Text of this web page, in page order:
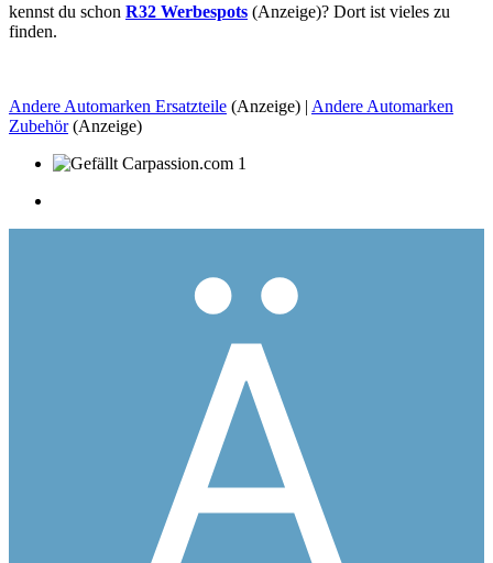
kennst du schon R32 Werbespots (Anzeige)? Dort ist vieles zu
finden.
Andere Automarken Ersatzteile (Anzeige) | Andere Automarken
Zubehör(Anzeige)
1